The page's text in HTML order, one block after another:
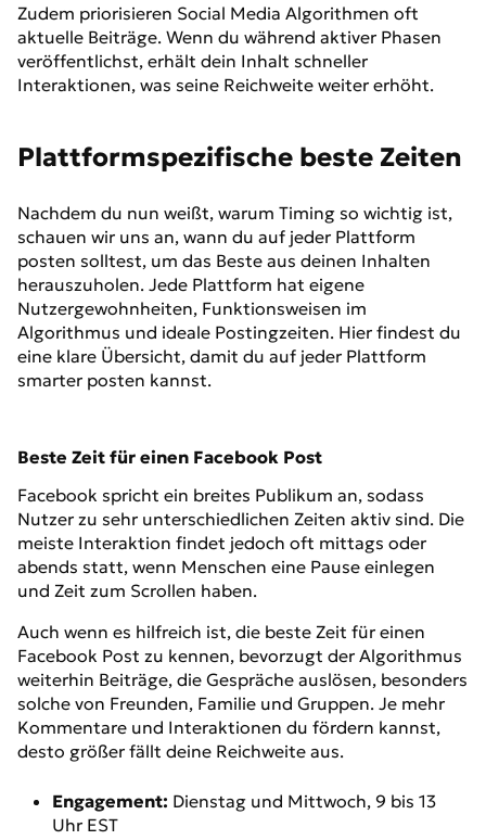
Zudem priorisieren Social Media Algorithmen oft
aktuelle Beiträge. Wenn du während aktiver Phasen
veröffentlichst, erhält dein Inhalt schneller
Interaktionen, was seine Reichweite weiter erhöht.
Plattformspezifische beste Zeiten
Nachdem du nun weißt, warum Timing so wichtig ist,
schauen wir uns an, wann du auf jeder Plattform
posten solltest, um das Beste aus deinen Inhalten
herauszuholen. Jede Plattform hat eigene
Nutzergewohnheiten, Funktionsweisen im
Algorithmus und ideale Postingzeiten. Hier findest du
eine klare Übersicht, damit du auf jeder Plattform
smarter posten kannst.
Beste Zeit für einen Facebook Post
Facebook spricht ein breites Publikum an, sodass
Nutzer zu sehr unterschiedlichen Zeiten aktiv sind. Die
meiste Interaktion findet jedoch oft mittags oder
abends statt, wenn Menschen eine Pause einlegen
und Zeit zum Scrollen haben.
Auch wenn es hilfreich ist, die beste Zeit für einen
Facebook Post zu kennen, bevorzugt der Algorithmus
weiterhin Beiträge, die Gespräche auslösen, besonders
solche von Freunden, Familie und Gruppen. Je mehr
Kommentare und Interaktionen du fördern kannst,
desto größer fällt deine Reichweite aus.
Engagement: Dienstag und Mittwoch, 9 bis 13
Uhr EST